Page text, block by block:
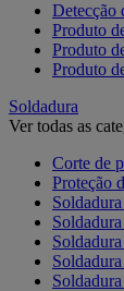
Detecção
Produto
Produto
Produto
Soldadura
Ver todas as
Corte de
Proteção